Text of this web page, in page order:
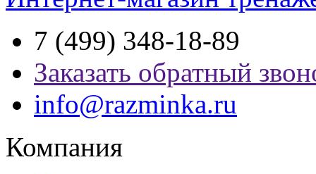
7 (499) 348-18-89
Заказать обратный
info@razminka.ru
Компания